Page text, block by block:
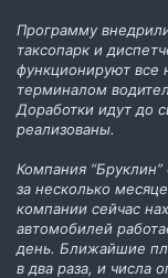
Программу
таксопарк и
функционируют все
терминалом
Доработки идут до
реализованы.
Компания
за несколько
компании сейчас
автомобилей
день. Ближайшие
в два раза, и числа